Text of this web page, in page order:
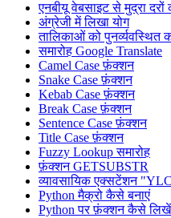
एनबीयू वेबसाइट से मुद्रा
अंग्रेजी में लिखा योग
तालिकाओं को पुनर्व्यवस्थित
समारोह Google Translate
Camel Case फ़ंक्शन
Snake Case फ़ंक्शन
Kebab Case फ़ंक्शन
Break Case फ़ंक्शन
Sentence Case फ़ंक्शन
Title Case फ़ंक्शन
Fuzzy Lookupसमारोह
फ़ंक्शन GETSUBSTR
व्यावसायिक एक्सटेंशन
Python मैक्रो कैसे बनाएं
Python पर फ़ंक्शन कैसे लिखें